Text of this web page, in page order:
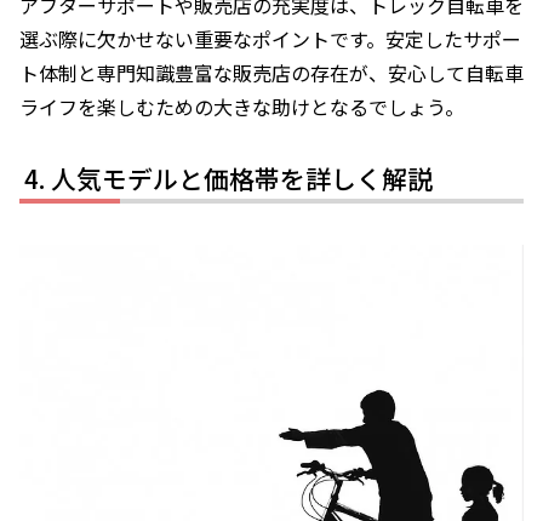
選ぶ際に欠かせない重要なポイントです。安定したサポー
ト体制と専門知識豊富な販売店の存在が、安心して自転車
ライフを楽しむための大きな助けとなるでしょう。
人気モデルと価格帯を詳しく解説